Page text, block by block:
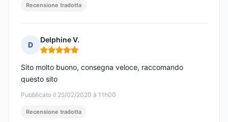
Recensione tradotta
D
Delphine V.
Nota: 5 su 5
Pubblicato il 25/02/2020 à 11h00
Sito molto buono, consegna veloce, raccomando
questo sito
Recensione tradotta